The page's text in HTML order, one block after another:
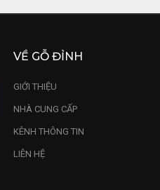
VỀ GỖ ĐỈNH
GIỚI THIỆU
NHÀ CUNG CẤP
KÊNH THÔNG TIN
LIÊN HỆ